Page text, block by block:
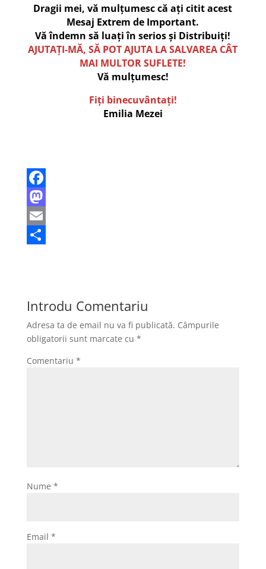
Dragii mei, vă mulțumesc că ați citit acest
Mesaj Extrem de Important.
Vă îndemn să luați în serios și Distribuiți!
AJUTAȚI-MĂ, SĂ POT AJUTA LA SALVAREA CÂT
MAI MULTOR SUFLETE!
Vă mulțumesc!
Fiți binecuvântați!
Emilia Mezei
F
a
c
o
k
M
a
d
o
E
lt
a
Introdu Comentariu
Adresa ta de email nu va fi publicată. Câmpurile
obligatorii sunt marcate cu *
Comentariu *
Nume *
Email *